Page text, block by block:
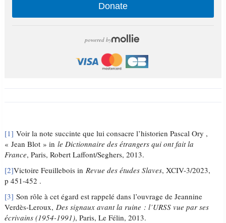
Donate
powered by
[1] Voir la note succinte que lui consacre l’historien Pascal Ory ,
« Jean Blot » inle Dictionnaire des étrangers qui ont fait la
France, Paris, Robert Laffont/Seghers, 2013.
[2]Victoire Feuillebois in Revue des études Slaves, XCIV-3/2023,
p 451-452 .
[3] Son rôle à cet égard est rappelé dans l’ouvrage de Jeannine
Verdès-Leroux, Des signaux avant la ruine : l’URSS vue par ses
écrivains (1954-1991), Paris, Le Félin, 2013.